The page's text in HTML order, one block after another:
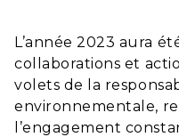
L’année 2023 aura
collaborations et
volets de la
environnementale,
l’engagement